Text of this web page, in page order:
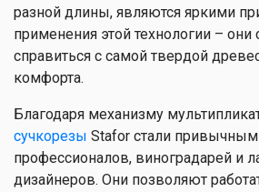
разной длины, являются яркими
применения этой технологии – они
справиться с самой твердой
комфорта.
Благодаря механизму
сучкорезы Stafor стали
профессионалов, виноградарей и
дизайнеров. Они позволяют